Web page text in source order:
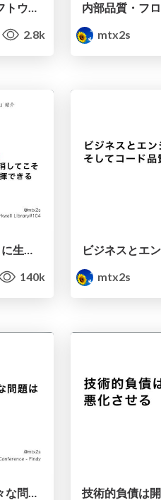
コードレビューを制するチームがソフトウェアデリバリーのフローを制す / Beyond Code Review: Distributing Its Responsibilities Across the SDLC
2.8k
mtx2s
モダンな現場と従来型の組織——そこに生じる "不整合" を解消してこそチームがパフォーマンスを発揮できる / Team-oriented Organization Design 20250825
140k
mtx2s